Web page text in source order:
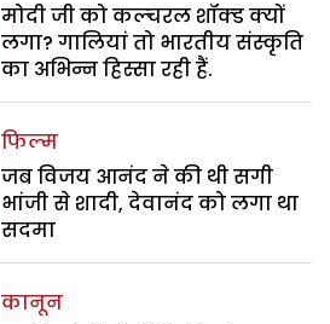
मोदी जी को कल्चरल शॉक्ड क्यों
लगा? गालियां तो भारतीय संस्कृति
का अभिन्न हिस्सा रही हैं.
फिल्म
जब विजय आनंद ने की थी सगी
भांजी से शादी, देवानंद को लगा था
सदमा
कानून